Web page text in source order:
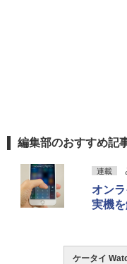
編集部のおすすめ記
連載
オン
実機
ケータイ